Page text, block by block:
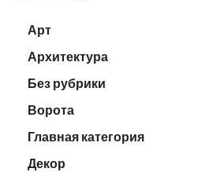
Арт
Архитектура
Без рубрики
Ворота
Главная категория
Декор